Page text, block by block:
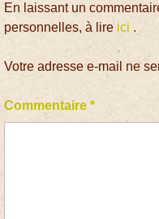
En laissant un
personnelles, à lire ici .
Votre adresse e-mail ne
Commentaire*